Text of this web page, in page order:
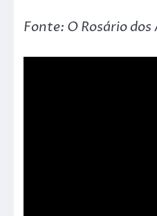
Fonte: O Rosário dos